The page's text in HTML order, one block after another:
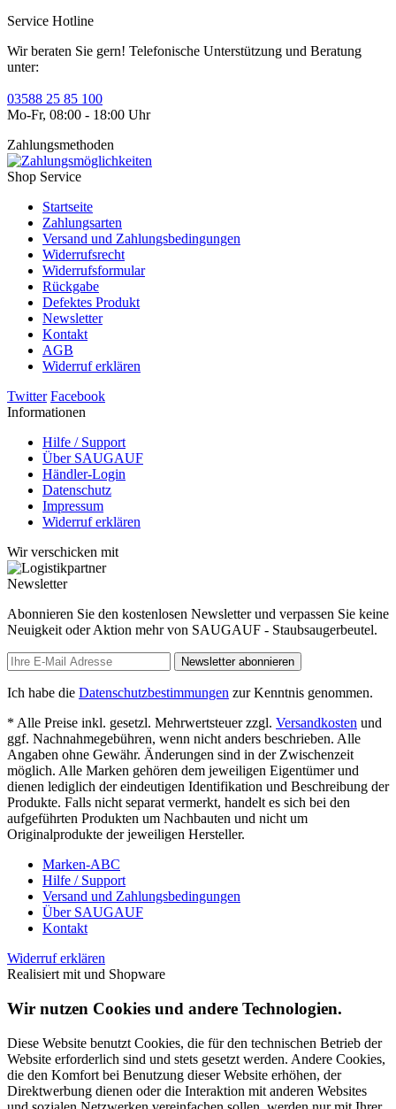
Service Hotline
Wir beraten Sie gern! Telefonische Unterstützung und Beratung
unter:
03588 25 85 100
Mo-Fr, 08:00 - 18:00 Uhr
Zahlungsmethoden
Shop Service
Startseite
Zahlungsarten
Versand und Zahlungsbedingungen
Widerrufsrecht
Widerrufsformular
Rückgabe
Defektes Produkt
Newsletter
Kontakt
AGB
Widerruf erklären
Twitter Facebook
Informationen
Hilfe / Support
Über SAUGAUF
Händler-Login
Datenschutz
Impressum
Widerruf erklären
Wir verschicken mit
Newsletter
Abonnieren Sie den kostenlosen Newsletter und verpassen Sie keine
Neuigkeit oder Aktion mehr von SAUGAUF - Staubsaugerbeutel.
Newsletter abonnieren
Ich habe die Datenschutzbestimmungen zur Kenntnis genommen.
* Alle Preise inkl. gesetzl. Mehrwertsteuer zzgl. Versandkosten und
ggf. Nachnahmegebühren, wenn nicht anders beschrieben. Alle
Angaben ohne Gewähr. Änderungen sind in der Zwischenzeit
möglich. Alle Marken gehören dem jeweiligen Eigentümer und
dienen lediglich der eindeutigen Identifikation und Beschreibung der
Produkte. Falls nicht separat vermerkt, handelt es sich bei den
aufgeführten Produkten um Nachbauten und nicht um
Originalprodukte der jeweiligen Hersteller.
Marken-ABC
Hilfe / Support
Versand und Zahlungsbedingungen
Über SAUGAUF
Kontakt
Widerruf erklären
Realisiert mit und Shopware
Wir nutzen Cookies und andere Technologien.
Diese Website benutzt Cookies, die für den technischen Betrieb der
Website erforderlich sind und stets gesetzt werden. Andere Cookies,
die den Komfort bei Benutzung dieser Website erhöhen, der
Direktwerbung dienen oder die Interaktion mit anderen Websites